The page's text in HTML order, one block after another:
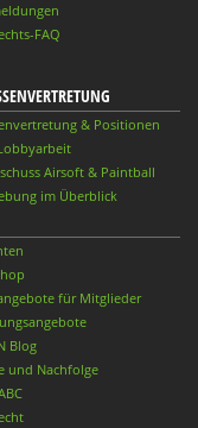
FAQ
& Positionen
Airsoft & Paintball
im Überblick
für Mitglieder
Blog
und Nachfolge